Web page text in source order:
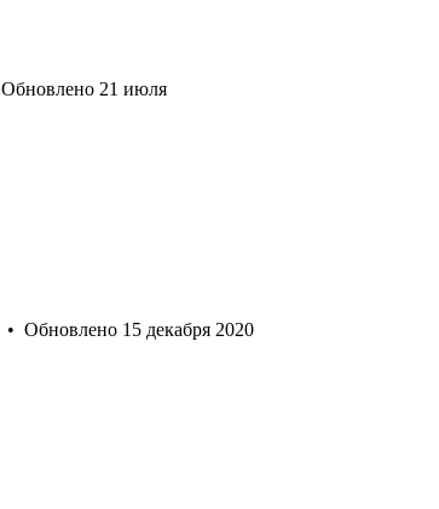
Обновлено 21 июля
• Обновлено 15 декабря 2020